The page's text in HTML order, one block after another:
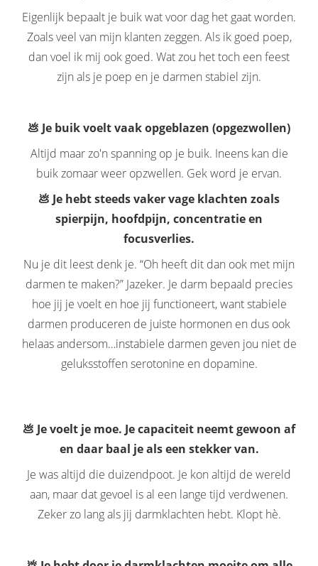
Eigenlijk bepaalt je buik wat voor dag het gaat worden.
Zoals veel van mijn klanten zeggen. Als ik goed poep,
dan voel ik mij ook goed. Wat zou het toch een feest
zijn als je poep en je darmen stabiel zijn.
💩 Je buik voelt vaak opgeblazen (opgezwollen)
Altijd maar zo'n spanning op je buik. Ineens kan die
buik zomaar weer opzwellen. Gek word je ervan.
💩 Je hebt steeds vaker vage klachten zoals
spierpijn, hoofdpijn, concentratie en
focusverlies.
Nu je dit leest denk je. “Oh heeft dit dan ook met mijn
darmen te maken?” Jazeker. Je darm bepaald precies
hoe jij je voelt en hoe jij functioneert, want stabiele
darmen produceren de juiste hormonen en dus ook
helaas andersom…instabiele darmen geven jou niet de
geluksstoffen serotonine en dopamine.
💩 Je voelt je moe. Je capaciteit neemt gewoon af
en daar baal je als een stekker van.
Je was altijd die duizendpoot. Je kon altijd de wereld
aan, maar dat gevoel is al een lange tijd verdwenen.
Zeker zo lang als jij darmklachten hebt. Klopt hè.